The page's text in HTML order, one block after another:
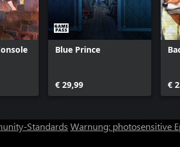
Blue Prince
€ 29,99 €
Standards Warnung: photosensitive